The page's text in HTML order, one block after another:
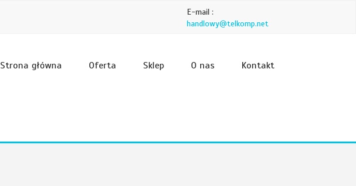
E-mail :
handlowy@telkomp.net
Strona główna Oferta Sklep O nas Kontakt